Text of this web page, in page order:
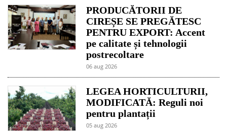
PRODUCĂTORII DE
CIREȘE SE PREGĂTESC
PENTRU EXPORT: Accent
pe calitate și tehnologii
postrecoltare
06 aug 2026
LEGEA HORTICULTURII,
MODIFICATĂ: Reguli noi
pentru plantații
05 aug 2026